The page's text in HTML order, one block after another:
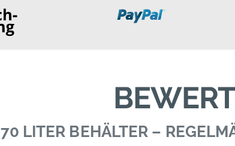
70 LITER BEHÄLTER –